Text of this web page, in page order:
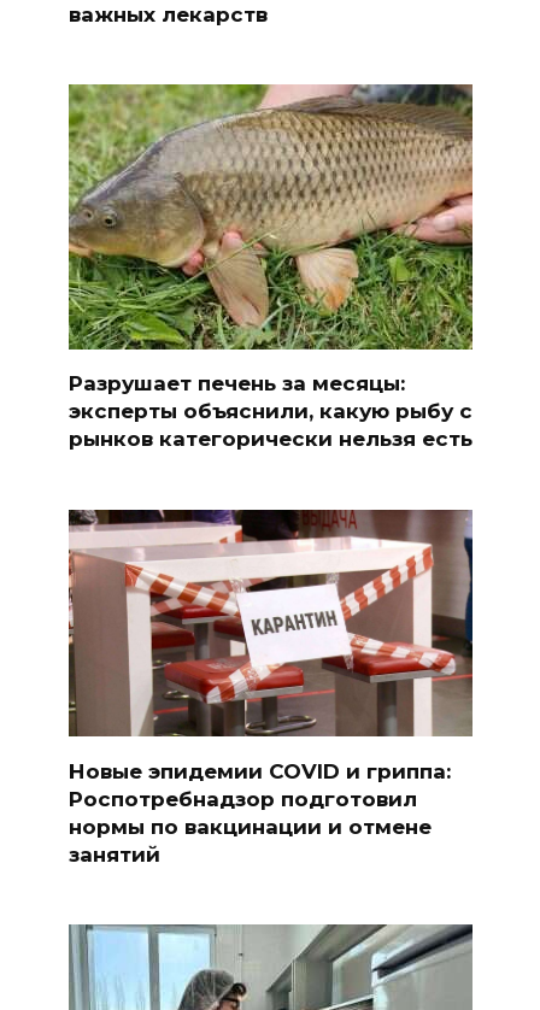
важных лекарств
Разрушает печень за месяцы:
эксперты объяснили, какую рыбу с
рынков категорически нельзя есть
Новые эпидемии COVID и гриппа:
Роспотребнадзор подготовил
нормы по вакцинации и отмене
занятий